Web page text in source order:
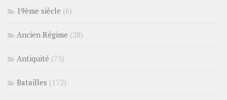
19ème siècle (6)
Ancien Régime (28)
Antiquité (73)
Batailles (172)